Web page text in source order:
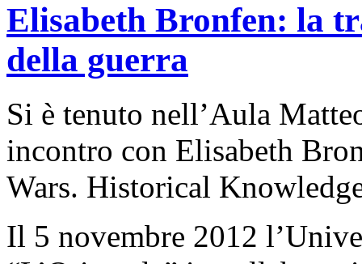
Elisabeth Bronfen: la
della guerra
Si è tenuto nell’Aula
incontro con Elisabeth
Wars. Historical
Il 5 novembre 2012